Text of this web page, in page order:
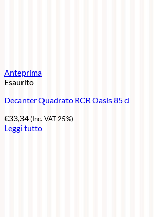
Anteprima
Esaurito
Decanter Quadrato RCR Oasis 85 cl
€33,34(Inc. VAT 25%)
Leggi tutto